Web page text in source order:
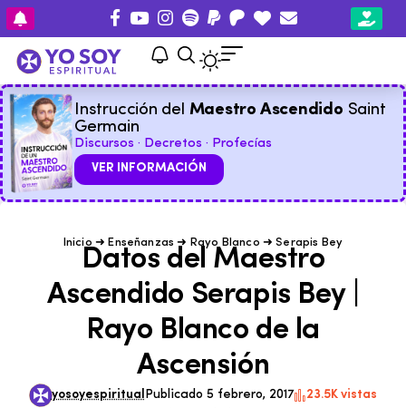
Instrucción del Maestro Ascendido Saint
Germain
Discursos · Decretos · Profecías
VER INFORMACIÓN
Inicio ➜ Enseñanzas ➜ Rayo Blanco ➜Serapis Bey
Datos del Maestro
Ascendido Serapis Bey |
Rayo Blanco de la
Ascensión
yosoyespiritual Publicado 5 febrero, 2017
23.5K vistas